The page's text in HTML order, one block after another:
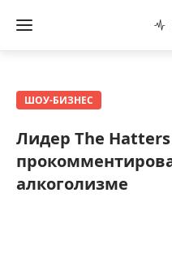
ШОУ-БИЗНЕС
Лидер The
алкоголизме